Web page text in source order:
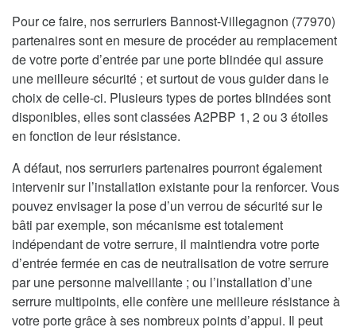
Pour ce faire, nos serruriers Bannost-Villegagnon (77970)
partenaires sont en mesure de procéder au remplacement
de votre porte d’entrée par une porte blindée qui assure
une meilleure sécurité ; et surtout de vous guider dans le
choix de celle-ci. Plusieurs types de portes blindées sont
disponibles, elles sont classées A2PBP 1, 2 ou 3 étoiles
en fonction de leur résistance.
A défaut, nos serruriers partenaires pourront également
intervenir sur l’installation existante pour la renforcer. Vous
pouvez envisager la pose d’un verrou de sécurité sur le
bâti par exemple, son mécanisme est totalement
indépendant de votre serrure, il maintiendra votre porte
d’entrée fermée en cas de neutralisation de votre serrure
par une personne malveillante ; ou l’installation d’une
serrure multipoints, elle confère une meilleure résistance à
votre porte grâce à ses nombreux points d’appui. Il peut